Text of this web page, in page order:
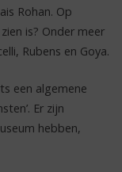
Rohan. Op
is? Onder meer
Rubens en Goya.
een algemene
Er zijn
hebben,